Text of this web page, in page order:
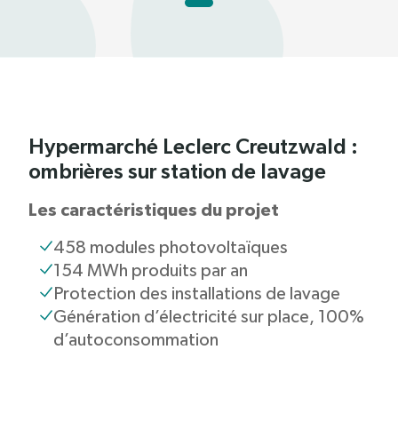
Hypermarché Leclerc Creutzwald :
ombrières sur station de lavage
Les caractéristiques du projet
458 modules photovoltaïques
154 MWh produits par an
Protection des installations de lavage
Génération d’électricité sur place, 100%
d’autoconsommation